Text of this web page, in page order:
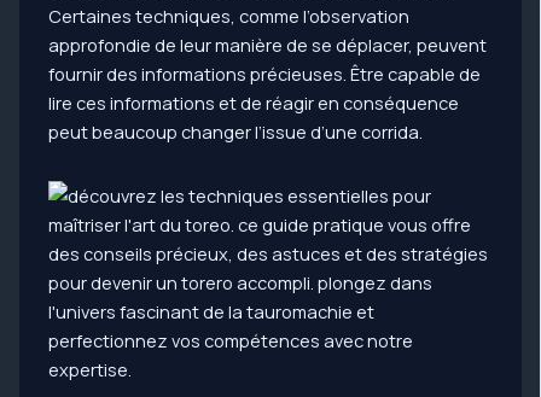
Certaines techniques, comme l’observation
approfondie de leur manière de se déplacer, peuvent
fournir des informations précieuses. Être capable de
lire ces informations et de réagir en conséquence
peut beaucoup changer l’issue d’une corrida.